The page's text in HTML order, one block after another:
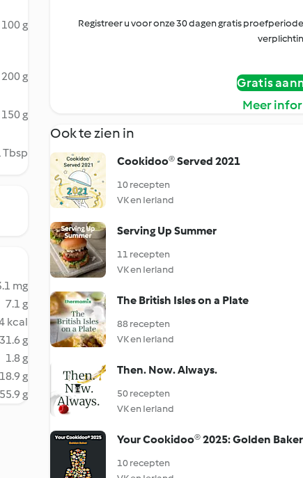
100 g
200 g
150 g
Tbsp
mg
7.1 g
kcal
31.6 g
1.8 g
18.9 g
55.9 g
Registreer u voor onze 30 dagen gratis
Gratis
Meer
Ook te zien in
Cookidoo® Served 2021
10 recepten
VK en Ierland
Serving Up Summer
11 recepten
VK en Ierland
The British Isles on a Plate
88 recepten
VK en Ierland
Then. Now. Always.
50 recepten
VK en Ierland
Your Cookidoo® 2025: Golden Baker
10 recepten